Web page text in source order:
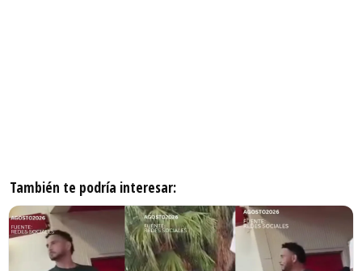
También te podría interesar: